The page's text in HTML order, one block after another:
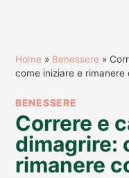
Home » Benessere »
come iniziare e rimanere
BENESSERE
Correre e
dimagrire:
rimanere